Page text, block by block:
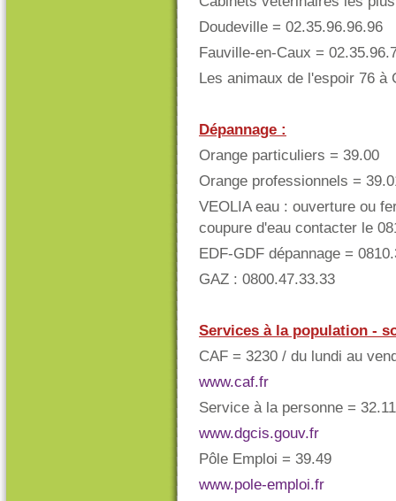
Doudeville = 02.35.96.96.96
Fauville-en-Caux =
Les animaux de l'espoir 76 à
Dépannage :
Orange particuliers = 39.00
Orange professionnels =
VEOLIA eau : ouverture ou
coupure d'eau contacter le
EDF-GDF dépannage =
GAZ : 0800.47.33.33
Services à la population -
CAF = 3230 / du lundi au
www.caf.fr
Service à la personne =
www.dgcis.gouv.fr
Pôle Emploi = 39.49
www.pole-emploi.fr